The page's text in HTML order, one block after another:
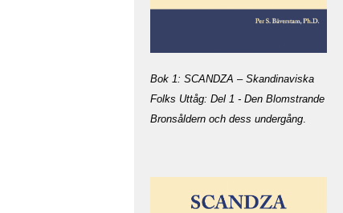
Bok 1: SCANDZA – Skandinaviska
Folks Uttåg: Del 1 - Den Blomstrande
Bronsåldern och dess undergång.